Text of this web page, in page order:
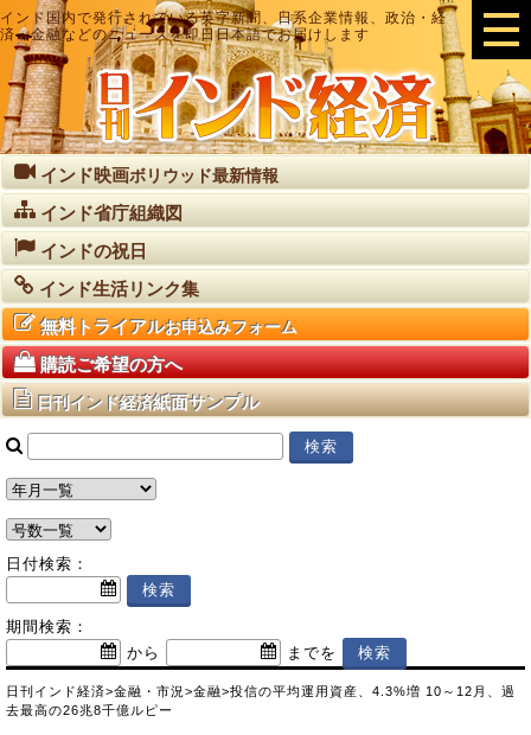
インド国内で発行されている英字新聞、日系企業情報、政治・経
済・金融などのニュースを即日日本語でお届けします
インド映画ボリウッド最新情報
インド省庁組織図
インドの祝日
インド生活リンク集
無料トライアルお申込みフォーム
購読ご希望の方へ
日刊インド経済紙面サンプル
日付検索：
期間検索：
から
までを
日刊インド経済>金融・市況 >金融>投信の平均運用資産、4.3%増 10～12月、過
去最高の26兆8千億ルピー